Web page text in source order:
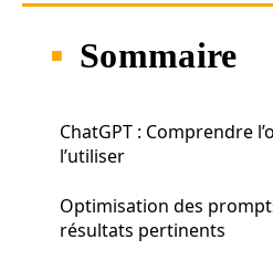
Sommaire
ChatGPT : Comprendre
l’utiliser
Optimisation des
résultats pertinents